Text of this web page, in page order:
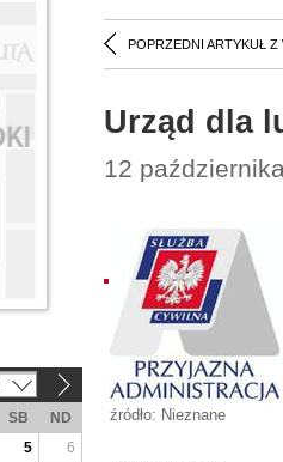
POPRZEDNI ARTYKUŁ Z
Urząd dla
12
źródło: Nieznane
SB
ND
5
6